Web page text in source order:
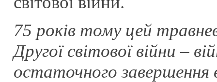
75 років тому цей
Другої світової війни –
остаточного завершення